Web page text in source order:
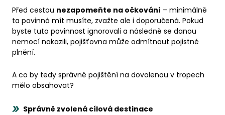
Před cestou nezapomeňte na očkování – minimálně
ta povinná mít musíte, zvažte ale i doporučená. Pokud
byste tuto povinnost ignorovali a následně se danou
nemocí nakazili, pojišťovna může odmítnout pojistné
plnění.
A co by tedy správné pojištění na dovolenou v tropech
mělo obsahovat?
Správně zvolená cílová destinace